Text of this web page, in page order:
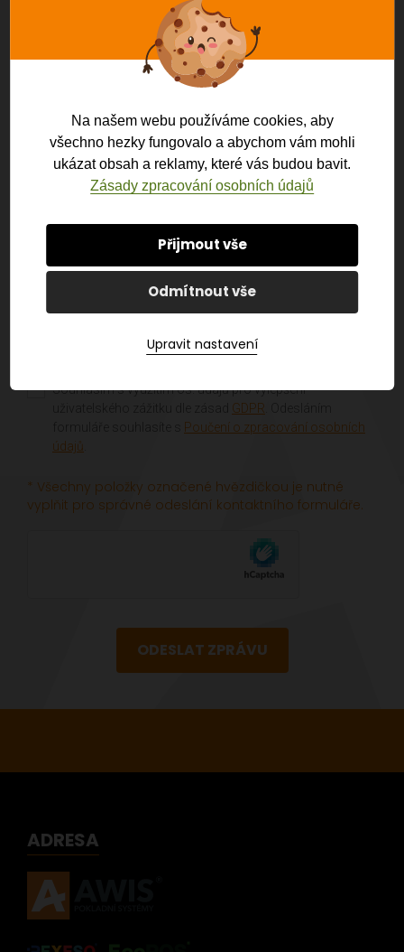
PONECHTE TOTO POLE PRÁZDNÉ.
EMAIL:
ZPRÁVA:
Souhlasím s využitím os. údajů pro vylepšení
GDPR
Poučení o zpracování osobních
údajů
* Všechny položky označené hvězdičkou je nutné
vyplňit pro správné odeslání kontaktního formuláře.
ODESLAT ZPRÁVU
ADRESA
Na našem webu používáme cookies, aby
všechno hezky fungovalo a abychom vám mohli
ukázat obsah a reklamy, které vás budou bavit.
Zásady zpracování osobních údajů
Přijmout vše
Odmítnout vše
Upravit nastavení